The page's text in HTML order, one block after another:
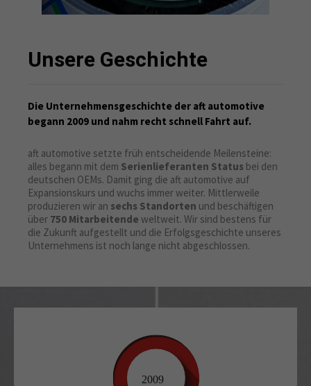
Drop us a line
About us
Lorem ipsum dolor sit amet, consectetuer
adipiscing elit.
Aenean commodo ligula eget dolor. Aenean massa. Cum
sociis natoque penatibus et magnis dis parturient
montes, nascetur ridiculus mus. Donec quam felis,
ultricies nec.
Unsere Geschichte
Die Unternehmensgeschichte der aft automotive
begann 2009 und nahm recht schnell Fahrt auf.
aft automotive setzte früh entscheidende Meilensteine:
alles begann mit dem Serienlieferanten Status bei den
deutschen OEMs. Damit ging die aft automotive auf
Expansionskurs und wuchs immer weiter. Mittlerweile
produzieren wir an sechs Standorten und beschäftigen
über 750 Mitarbeitende weltweit. Wir sind bestens für
die Zukunft aufgestellt und die Erfolgsgeschichte unseres
Unternehmens ist noch lange nicht abgeschlossen.